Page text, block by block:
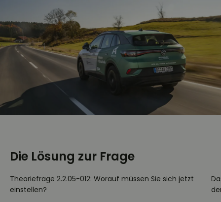
Die Lösung zur Frage
Theoriefrage 2.2.05-012: Worauf müssen Sie sich jetzt
einstellen?